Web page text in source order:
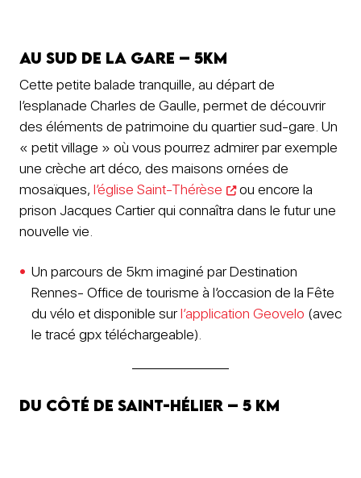
Au Sud de la gare – 5km
Cette petite balade tranquille, au départ de
l’esplanade Charles de Gaulle, permet de découvrir
des éléments de patrimoine du quartier sud-gare. Un
« petit village » où vous pourrez admirer par exemple
une crèche art déco, des maisons ornées de
mosaïques, l’église Saint-Thérèse
ou encore la
prison Jacques Cartier qui connaîtra dans le futur une
nouvelle vie.
Un parcours de 5km imaginé par Destination
Rennes- Office de tourisme à l’occasion de la Fête
du vélo et disponible surl’application Geovelo (avec
le tracé gpx téléchargeable).
Du côté de Saint-Hélier – 5 km